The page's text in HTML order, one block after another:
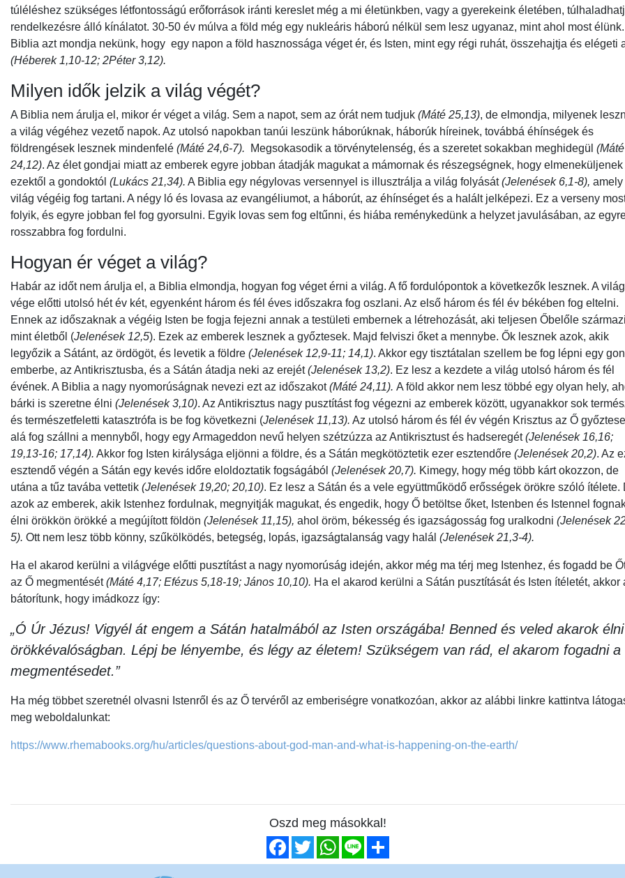
túléléshez szükséges létfontosságú erőforrások iránti kereslet még a mi életünkben, vagy a gyerekeink életében,
rendelkezésre álló kínálatot. 30-50 év múlva a föld még egy nukleáris háború nélkül sem lesz ugyanaz, mint ahol most élünk.
Biblia azt mondja nekünk, hogy egy napon a föld hasznossága véget ér, és Isten, mint egy régi ruhát, összehajtja és elégeti
(Héberek 1,10-12; 2Péter 3,12).
Milyen idők jelzik a világ végét?
A Biblia nem árulja el, mikor ér véget a világ. Sem a napot, sem az órát nem tudjuk (Máté 25,13), de elmondja, milyenek
a világ végéhez vezető napok. Az utolsó napokban tanúi leszünk háborúknak, háborúk híreinek, továbbá éhínségek és
földrengések lesznek mindenfelé (Máté 24,6-7). Megsokasodik a törvénytelenség, és a szeretet sokakban meghidegül (Máté
24,12). Az élet gondjai miatt az emberek egyre jobban átadják magukat a mámornak és részegségnek, hogy elmeneküljenek
ezektől a gondoktól (Lukács 21,34). A Biblia egy négylovas versennyel is illusztrálja a világ folyását(Jelenések 6,1-8), amely
világ végéig fog tartani. A négy ló és lovasa az evangéliumot, a háborút, az éhínséget és a halált jelképezi. Ez a verseny
folyik, és egyre jobban fel fog gyorsulni. Egyik lovas sem fog eltűnni, és hiába reménykedünk a helyzet javulásában, az
rosszabbra fog fordulni.
Hogyan ér véget a világ?
Habár az időt nem árulja el, a Biblia elmondja, hogyan fog véget érni a világ. A fő fordulópontok a következők lesznek. A világ
vége előtti utolsó hét év két, egyenként három és fél éves időszakra fog oszlani. Az első három és fél év békében fog eltelni.
Ennek az időszaknak a végéig Isten be fogja fejezni annak a testületi embernek a létrehozását, aki teljesen Őbelőle
mint életből (Jelenések 12,5). Ezek az emberek lesznek a győztesek. Majd felviszi őket a mennybe. Ők lesznek azok, akik
legyőzik a Sátánt, az ördögöt, és levetik a földre (Jelenések 12,9-11; 14,1). Akkor egy tisztátalan szellem be fog lépni egy
emberbe, az Antikrisztusba, és a Sátán átadja neki az erejét(Jelenések 13,2). Ez lesz a kezdete a világ utolsó három és fél
évének. A Biblia a nagy nyomorúságnak nevezi ezt az időszakot(Máté 24,11). A föld akkor nem lesz többé egy olyan hely,
bárki is szeretne élni (Jelenések 3,10). Az Antikrisztus nagy pusztítást fog végezni az emberek között, ugyanakkor sok
és természetfeletti katasztrófa is be fog következni (Jelenések 11,13). Az utolsó három és fél év végén Krisztus az Ő
alá fog szállni a mennyből, hogy egy Armageddon nevű helyen szétzúzza az Antikrisztust és hadseregét(Jelenések 16,16;
19,13-16; 17,14). Akkor fog Isten királysága eljönni a földre, és a Sátán megkötöztetik ezer esztendőre (Jelenések 20,2). Az
esztendő végén a Sátán egy kevés időre eloldoztatik fogságából (Jelenések 20,7). Kimegy, hogy még több kárt okozzon, de
utána a tűz tavába vettetik (Jelenések 19,20; 20,10). Ez lesz a Sátán és a vele együttműködő erősségek örökre szóló ítélete.
azok az emberek, akik Istenhez fordulnak, megnyitják magukat, és engedik, hogy Ő betöltse őket, Istenben és Istennel
élni örökkön örökké a megújított földön (Jelenések 11,15), ahol öröm, békesség és igazságosság fog uralkodni (Jelenések
5). Ott nem lesz több könny, szűkölködés, betegség, lopás, igazságtalanság vagy halál (Jelenések 21,3-4).
Ha el akarod kerülni a világvége előtti pusztítást a nagy nyomorúság idején, akkor még ma térj meg Istenhez, és fogadd be
az Ő megmentését(Máté 4,17; Efézus 5,18-19; János 10,10). Ha el akarod kerülni a Sátán pusztítását és Isten ítéletét, akkor
bátorítunk, hogy imádkozz így:
„Ó Úr Jézus! Vigyél át engem a Sátán hatalmából az Isten országába! Benned és veled akarok
örökkévalóságban. Lépj be lényembe, és légy az életem! Szükségem van rád, el akarom fogadni a
megmentésedet.”
Ha még többet szeretnél olvasni Istenről és az Ő tervéről az emberiségre vonatkozóan, akkor az alábbi linkre kattintva
meg weboldalunkat:
https://www.rhemabooks.org/hu/articles/questions-about-god-man-and-what-is-happening-on-the-earth/
Oszd meg másokkal!
Facebook
TwitterWhatsApp
Line